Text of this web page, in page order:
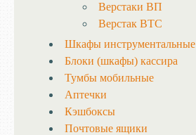
Верстаки ВП
Верстак ВТС
Шкафы инструментальные
Блоки (шкафы) кассира
Тумбы мобильные
Аптечки
Кэшбоксы
Почтовые ящики